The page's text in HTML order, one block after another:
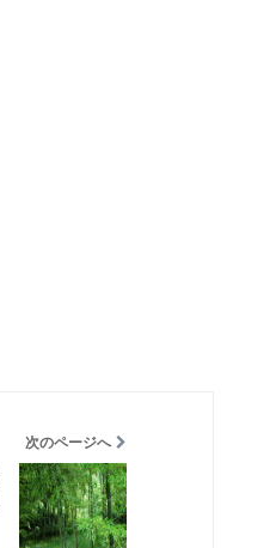
次のページへ